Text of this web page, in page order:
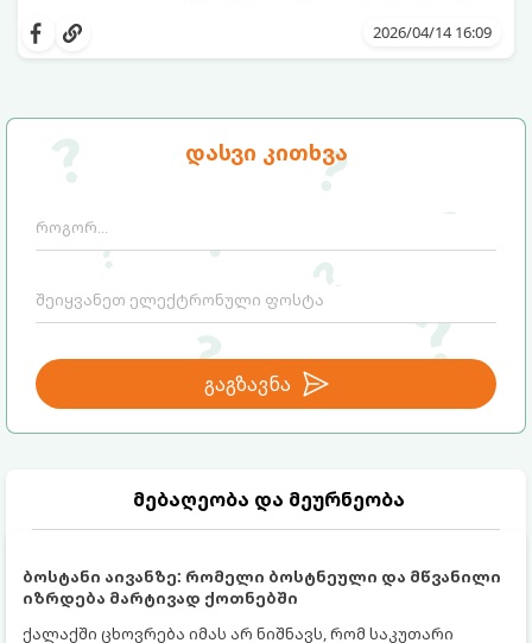
დასვი კითხვა
გაგზავნა
მებაღეობა და მეურნეობა
ბოსტანი აივანზე: რომელი ბოსტნეული და მწვანილი
იზრდება მარტივად ქოთნებში
ქალაქში ცხოვრება იმას არ ნიშნავს, რომ საკუთარი
წვენების ან მკაცრი დიეტების მეშვეობით.
მათი ეფექტი და რას ფიქრობს ამაზე
2026/04/14 16:09